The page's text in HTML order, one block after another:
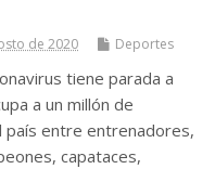
de 2020 Deportes
tiene parada a
a un millón de
país entre entrenadores,
capataces,